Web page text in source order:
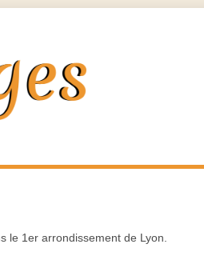
le 1er arrondissement de Lyon.